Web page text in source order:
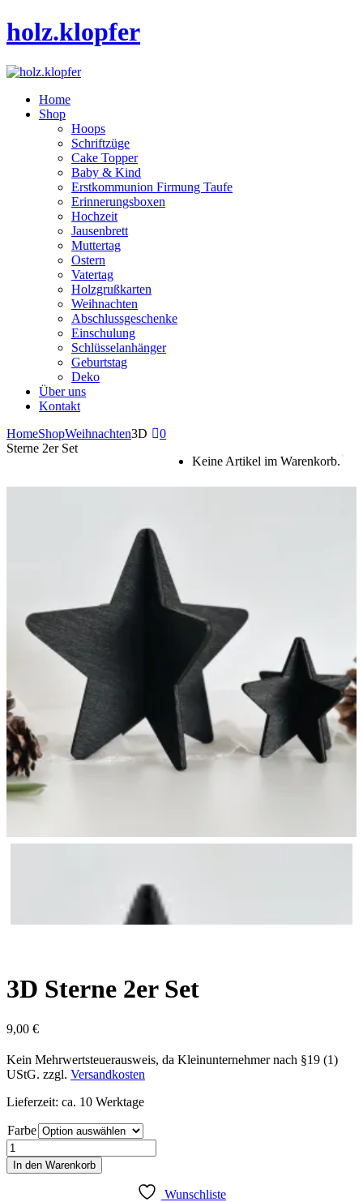
holz.klopfer
Home
Shop
Hoops
Schriftzüge
Cake Topper
Baby & Kind
Erstkommunion Firmung Taufe
Erinnerungsboxen
Hochzeit
Jausenbrett
Muttertag
Ostern
Vatertag
Holzgrußkarten
Weihnachten
Abschlussgeschenke
Einschulung
Schlüsselanhänger
Geburtstag
Deko
Über uns
Kontakt
0
Keine Artikel im Warenkorb.
HomeShopWeihnachten3D
Sterne 2er Set
3D Sterne 2er Set
9,00 €
Kein Mehrwertsteuerausweis, da Kleinunternehmer nach §19 (1)
UStG. zzgl. Versandkosten
Lieferzeit: ca. 10 Werktage
Farbe
3D
Sterne
2er
In den Warenkorb
Wunschliste